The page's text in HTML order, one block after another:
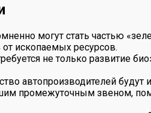
могут стать частью
ископаемых ресурсов.
не только развитие
автопроизводителей будут
промежуточным звеном,